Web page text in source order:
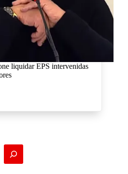
liquidar EPS intervenidas